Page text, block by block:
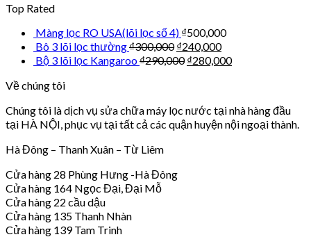
Top Rated
Màng lọc RO USA(lõi lọc số 4) ₫500,000
Bô 3 lõi lọc thường₫300,000 ₫240,000
Bộ 3 lõi lọc Kangaroo₫290,000 ₫280,000
Về chúng tôi
Chúng tôi là dịch vụ sửa chữa máy lọc nước tại nhà hàng đầu
tại HÀ NỘI, phục vụ tại tất cả các quận huyện nội ngoại thành.
Hà Đông – Thanh Xuân – Từ Liêm
Cửa hàng 28 Phùng Hưng -Hà Đông
Cửa hàng 164 Ngọc Đại, Đại Mỗ
Cửa hàng 22 cầu dậu
Cửa hàng 135 Thanh Nhàn
Cửa hàng 139 Tam Trinh